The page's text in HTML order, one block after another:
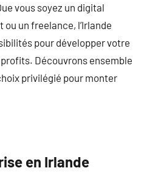
vous soyez un digital
un freelance, l’Irlande
pour développer votre
Découvrons ensemble
privilégié pour monter
en Irlande